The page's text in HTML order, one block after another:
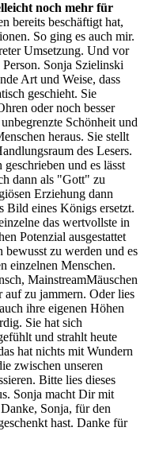
noch mehr für
bereits beschäftigt hat,
So ging es auch mir.
Umsetzung. Und vor
Sonja Szielinski
Art und Weise, dass
geschieht. Sie
oder noch besser
Schönheit und
heraus. Sie stellt
des Lesers.
und es lässt
dann als "Gott" zu
Erziehung dann
Bild eines Königs ersetzt.
das wertvollste in
Potenzial ausgestattet
bewusst zu werden und es
einzelnen Menschen.
MainstreamMäuschen
zu jammern. Oder lies
ihre eigenen Höhen
Sie hat sich
und strahlt heute
hat nichts mit Wundern
zwischen unseren
Bitte lies dieses
Sonja macht Dir mit
Sonja, für den
hast. Danke für